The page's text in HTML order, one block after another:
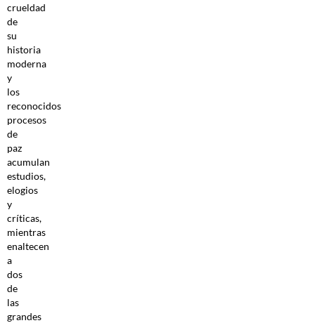
crueldad
de
su
historia
moderna
y
los
reconocidos
procesos
de
paz
acumulan
estudios,
elogios
y
críticas,
mientras
enaltecen
a
dos
de
las
grandes